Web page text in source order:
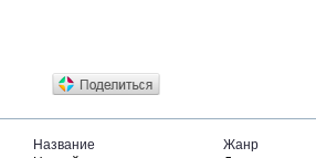
Название
Жанр